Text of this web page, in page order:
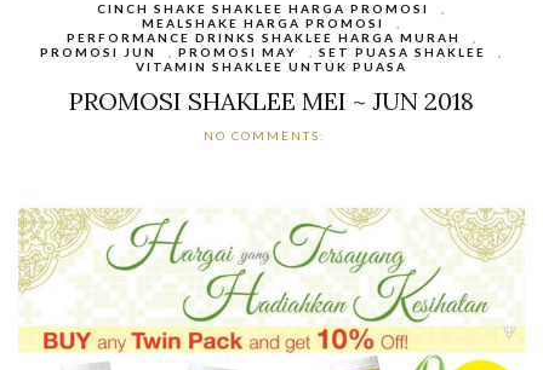
CINCH SHAKE SHAKLEE HARGA PROMOSI
MEALSHAKE HARGA PROMOSI
PERFORMANCE DRINKS SHAKLEE HARGA MURAH
PROMOSI JUN
PROMOSI MAY SET PUASA SHAKLEE
VITAMIN SHAKLEE UNTUK PUASA
PROMOSI SHAKLEE MEI ~ JUN 2018
NO COMMENTS: